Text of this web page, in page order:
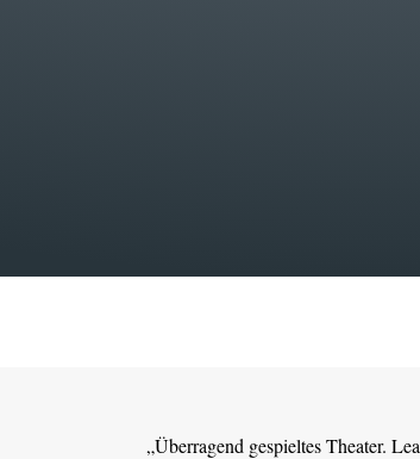
„Überragend gespieltes Theater. Lea